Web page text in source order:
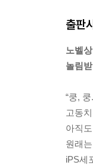
출판
노벨
놀림
“쿵,
고동
아직
원래
iPS세